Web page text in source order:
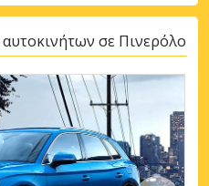
αυτοκινήτων σε Πινερόλο